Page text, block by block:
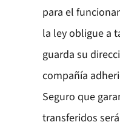
para el
la ley obligue a
guarda su
compañía
Seguro que
transferidos